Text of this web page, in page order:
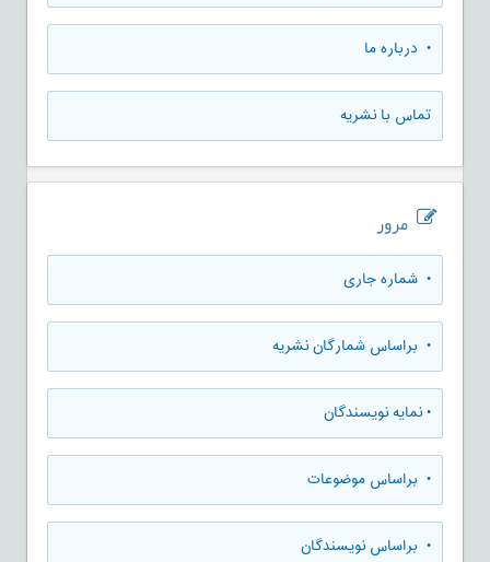
• درباره ما
تماس با نشریه
مرور
• شماره جاری
• براساس شمارگان نشریه
•نمایه نویسندگان
• براساس موضوعات
• براساس نویسندگان